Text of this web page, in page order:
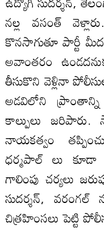
నల్ల వసంత్‌
కొనసాగుతూ పార్టీ
అవాంతరం
తీసుకొని వెళ్లినా
అడవిలోని ప్రాంతాన్ని
కాల్పులు జరిపారు.
నాయకత్వం
ధర్మపాల్‌ లు కూడా
గాలింపు చర్యలు
సుదర్శన్‌,
చిత్రహింసలు పెట్టి